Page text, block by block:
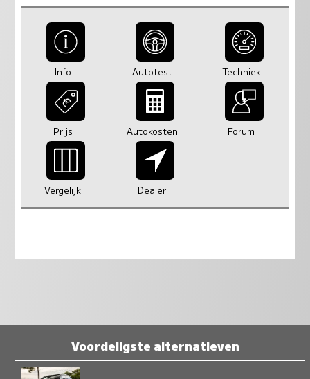
Info Autotest Techniek
Prijs Autokosten Forum
Vergelijk Dealer
Voordeligste alternatieven